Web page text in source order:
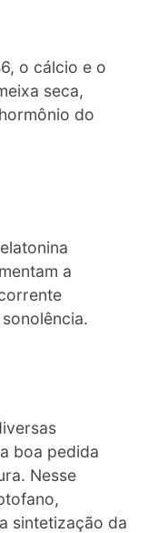
o cálcio e o
seca,
do
a
boa pedida
Nesse
sintetização da